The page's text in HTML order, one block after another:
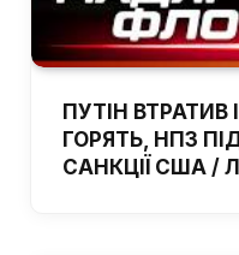
ПУТІН ВТРАТИВ
ГОРЯТЬ, НПЗ
САНКЦІЇ США /